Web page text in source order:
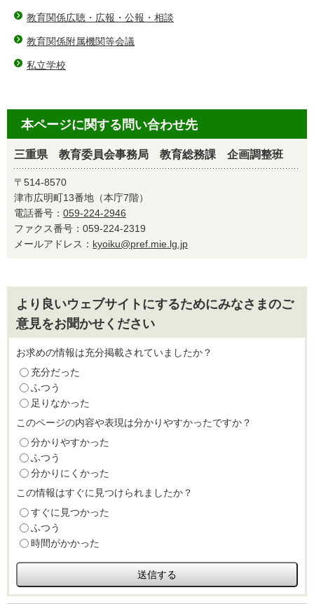
教育関係広聴・広報・公報・相談
教育関係附属機関等会議
私立学校
本ページに関する問い合わせ先
三重県 教育委員会事務局 教育総務課 企画調整班
〒514-8570
津市広明町13番地（本庁7階）
電話番号： 059-224-2946
ファクス番号：059-224-2319
メールアドレス： kyoiku@pref.mie.lg.jp
より良いウェブサイトにするためにみなさまのご
意見をお聞かせください
お求めの情報は充分掲載されていましたか？
充分だった
ふつう
足りなかった
このページの内容や表現は分かりやすかったですか？
分かりやすかった
ふつう
分かりにくかった
この情報はすぐに見つけられましたか？
すぐに見つかった
ふつう
時間がかかった